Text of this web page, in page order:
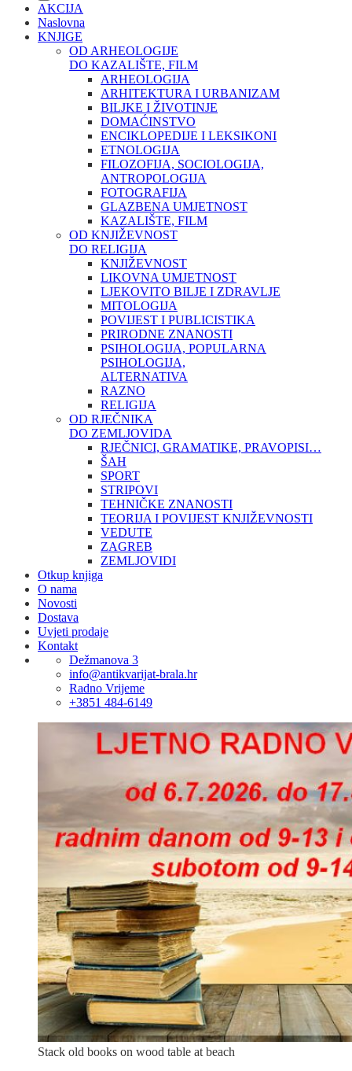
AKCIJA
Naslovna
KNJIGE
OD ARHEOLOGIJE
DO KAZALIŠTE, FILM
ARHEOLOGIJA
ARHITEKTURA I URBANIZAM
BILJKE I ŽIVOTINJE
DOMAĆINSTVO
ENCIKLOPEDIJE I LEKSIKONI
ETNOLOGIJA
FILOZOFIJA, SOCIOLOGIJA,
ANTROPOLOGIJA
FOTOGRAFIJA
GLAZBENA UMJETNOST
KAZALIŠTE, FILM
OD KNJIŽEVNOST
DO RELIGIJA
KNJIŽEVNOST
LIKOVNA UMJETNOST
LJEKOVITO BILJE I ZDRAVLJE
MITOLOGIJA
POVIJEST I PUBLICISTIKA
PRIRODNE ZNANOSTI
PSIHOLOGIJA, POPULARNA
PSIHOLOGIJA,
ALTERNATIVA
RAZNO
RELIGIJA
OD RJEČNIKA
DO ZEMLJOVIDA
RJEČNICI, GRAMATIKE, PRAVOPISI…
ŠAH
SPORT
STRIPOVI
TEHNIČKE ZNANOSTI
TEORIJA I POVIJEST KNJIŽEVNOSTI
VEDUTE
ZAGREB
ZEMLJOVIDI
Otkup knjiga
O nama
Novosti
Dostava
Uvjeti prodaje
Kontakt
Dežmanova 3
info@antikvarijat-brala.hr
Radno Vrijeme
+3851 484-6149
Stack old books on wood table at beach